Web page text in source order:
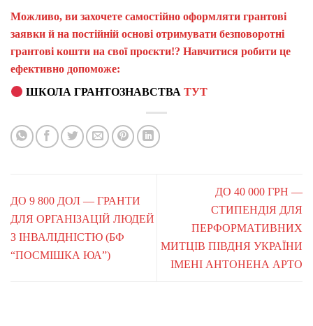
Можливо, ви захочете самостійно оформляти грантові
заявки й на постійній основі отримувати безповоротні
грантові кошти на свої проєкти!? Навчитися робити це
ефективно допоможе:
ШКОЛА ГРАНТОЗНАВСТВАТУТ
ДО 9 800 ДОЛ — ГРАНТИ
ДЛЯ ОРГАНІЗАЦІЙ ЛЮДЕЙ
З ІНВАЛІДНІСТЮ (БФ
“ПОСМІШКА ЮА”)
ДО 40 000 ГРН —
СТИПЕНДІЯ ДЛЯ
ПЕРФОРМАТИВНИХ
МИТЦІВ ПІВДНЯ УКРАЇНИ
ІМЕНІ АНТОНЕНА АРТО